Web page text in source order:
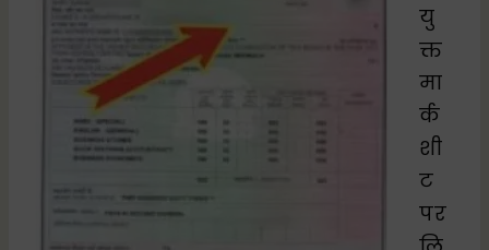
यु
क्त
मा
र्क
शी
ट
पर